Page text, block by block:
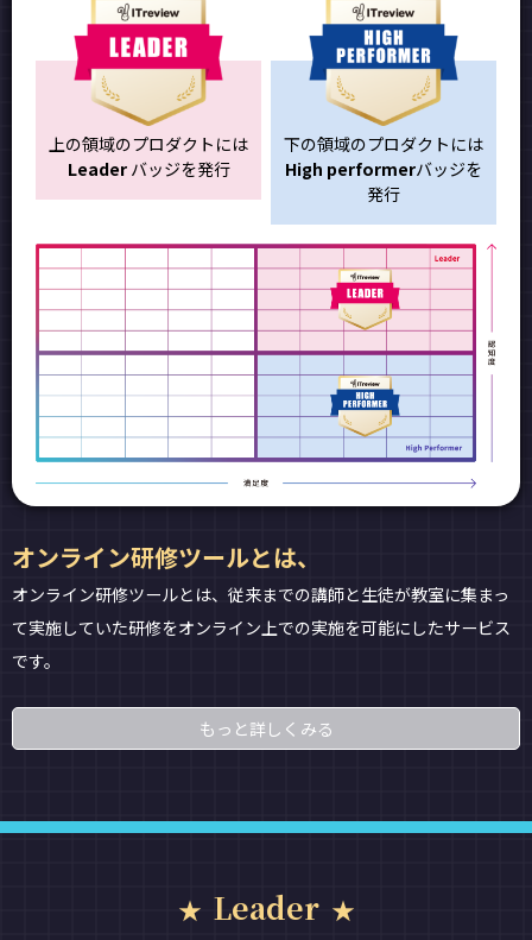
上の領域のプロダクトには
Leaderバッジを発行
下の領域のプロダクトには
High performerバッジを
発行
オンライン研修ツールとは、
オンライン研修ツールとは、従来までの講師と生徒が教室に集まっ
て実施していた研修をオンライン上での実施を可能にしたサービス
です。
もっと詳しくみる
Leader